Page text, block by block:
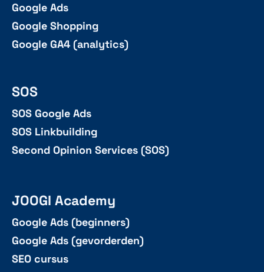
Google Ads
Google Shopping
Google GA4 (analytics)
SOS
SOS Google Ads
SOS Linkbuilding
Second Opinion Services (SOS)
JOOGI Academy
Google Ads (beginners)
Google Ads (gevorderden)
SEO cursus